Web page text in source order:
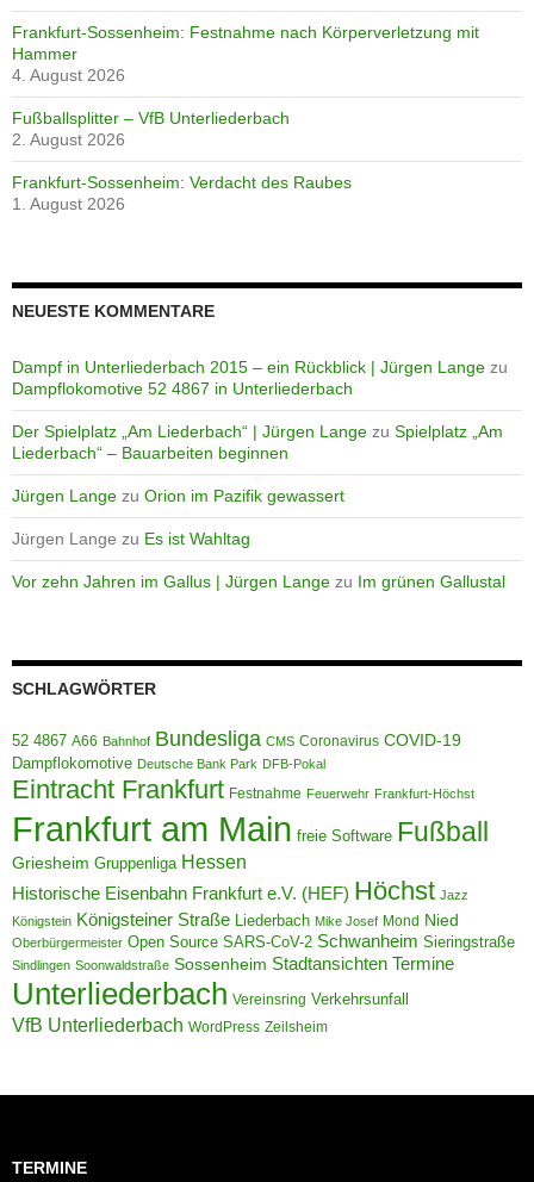
Frankfurt-Sossenheim: Festnahme nach Körperverletzung mit
Hammer
4. August 2026
Fußballsplitter – VfB Unterliederbach
2. August 2026
Frankfurt-Sossenheim: Verdacht des Raubes
1. August 2026
NEUESTE KOMMENTARE
Dampf in Unterliederbach 2015 – ein Rückblick | Jürgen Lange zu
Dampflokomotive 52 4867 in Unterliederbach
Der Spielplatz „Am Liederbach“ | Jürgen Lange zu Spielplatz „Am
Liederbach“ – Bauarbeiten beginnen
Jürgen Lange zu Orion im Pazifik gewassert
Jürgen Lange zu Es ist Wahltag
Vor zehn Jahren im Gallus | Jürgen Lange zu Im grünen Gallustal
SCHLAGWÖRTER
52 4867 A66 Bahnhof Bundesliga CMS Coronavirus COVID-19
Dampflokomotive Deutsche Bank Park DFB-Pokal
Eintracht Frankfurt Festnahme Feuerwehr Frankfurt-Höchst
Frankfurt am Main freie Software Fußball
Griesheim Gruppenliga Hessen
Historische Eisenbahn Frankfurt e.V. (HEF) Höchst Jazz
Königstein Königsteiner Straße Liederbach Mike Josef Mond Nied
Oberbürgermeister Open Source SARS-CoV-2 Schwanheim Sieringstraße
Sindlingen Soonwaldstraße Sossenheim Stadtansichten Termine
Unterliederbach Vereinsring Verkehrsunfall
VfB Unterliederbach WordPress Zeilsheim
TERMINE